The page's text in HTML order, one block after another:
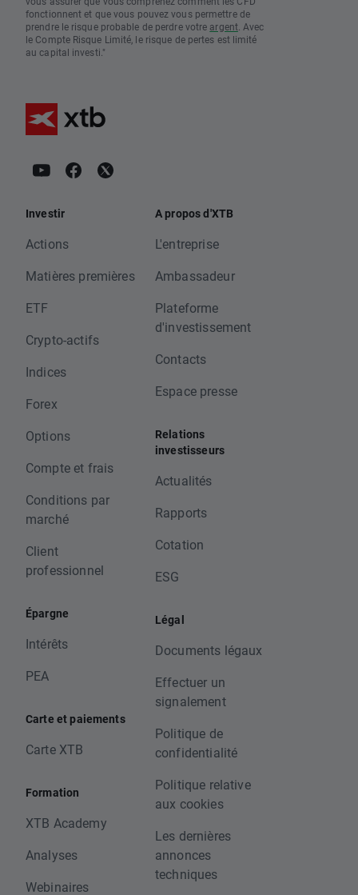
fonctionnent et que vous pouvez vous permettre de
prendre le risque probable de perdre votre argent. Avec
le Compte Risque Limité, le risque de pertes est limité
au capital investi."
Investir
Actions
Matières premières
ETF
Crypto-actifs
Indices
Forex
Options
Compte et frais
Conditions par
marché
Client
professionnel
Épargne
Intérêts
PEA
Carte et paiements
Carte XTB
Formation
XTB Academy
Analyses
Webinaires
A propos d'XTB
L'entreprise
Ambassadeur
Plateforme
d'investissement
Contacts
Espace presse
Relations
investisseurs
Actualités
Rapports
Cotation
ESG
Légal
Documents légaux
Effectuer un
signalement
Politique de
confidentialité
Politique relative
aux cookies
Les dernières
annonces
techniques